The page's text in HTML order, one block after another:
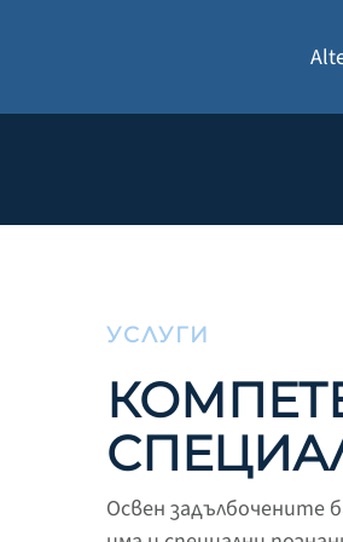
УСЛУГИ
Освен задълбочените